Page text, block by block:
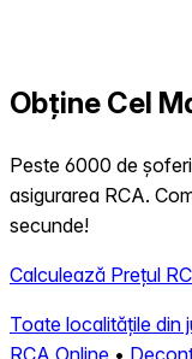
Obține Cel
Peste 6000 de
asigurarea RCA.
secunde!
Calculează Prețul
Toate localitățile din